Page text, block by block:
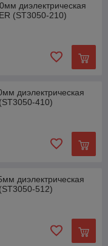
диэлектрическая
(ST3050-210)
диэлектрическая
410)
диэлектрическая
512)